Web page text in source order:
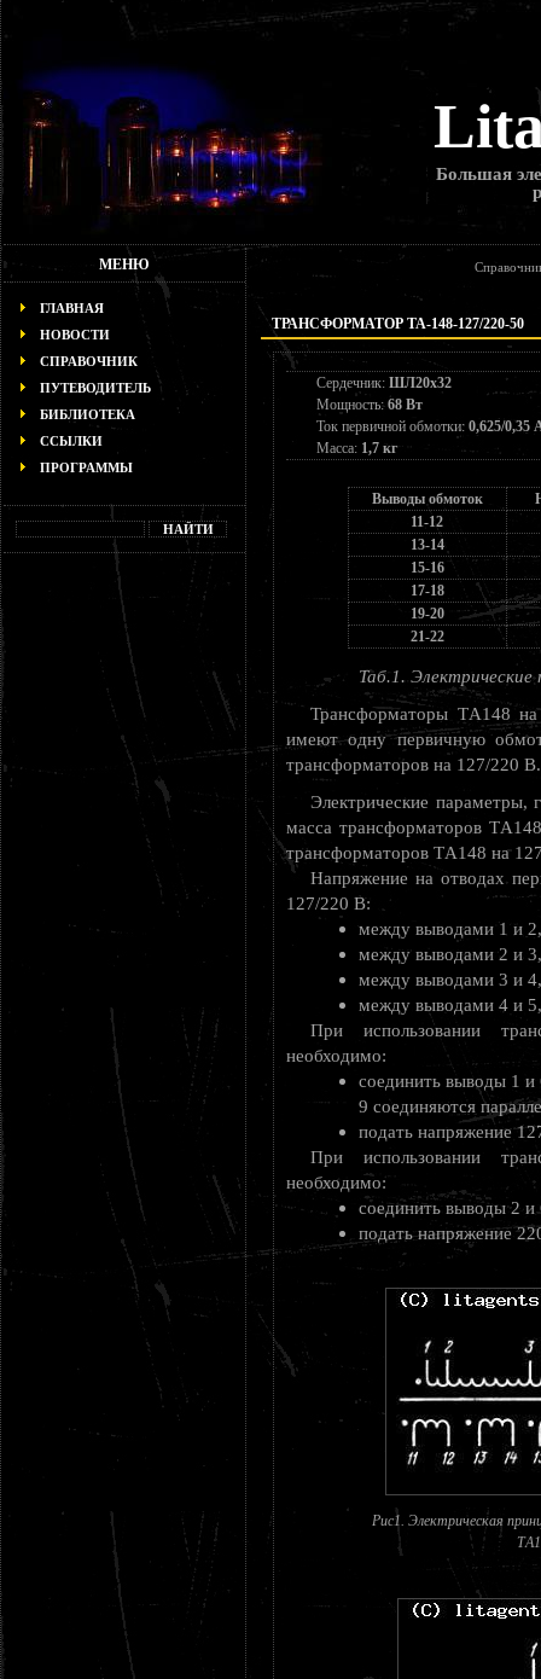
Большая
МЕНЮ
ГЛАВНАЯ
НОВОСТИ
СПРАВОЧНИК
ПУТЕВОДИТЕЛЬ
БИБЛИОТЕКА
ССЫЛКИ
ПРОГРАММЫ
ТРАНСФОРМАТОР ТА-148-127/220-50
Сердечник: ШЛ20х32
Мощность:68 Вт
Ток первичной обмотки: 0,625/0,35
Масса: 1,7 кг
Выводы обмоток
11-12
13-14
15-16
17-18
19-20
21-22
Таб.1.
Трансформаторы ТA148
имеют одну первичную
трансформаторов на 127/220 В.
Электрические параметры,
масса трансформаторов
трансформаторов ТA148 на
Напряжение на отводах
127/220 В:
между выводами 1 и
между выводами 2 и
между выводами 3 и
между выводами 4 и
При использовании
необходимо:
соединить выводы 1
9 соединяются
подать напряжение
При использовании
необходимо:
соединить выводы 2 и
подать напряжение
Рис1. Электрическая